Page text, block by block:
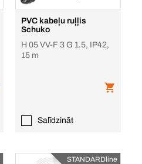
PVC kabeļu ruļļis
Schuko
H 05 VV-F 3 G 1.5, IP42,
15 m
Salīdzināt
STANDARDline